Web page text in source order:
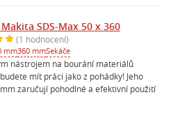
SDS-Max 50 x 360
(1 hodnocení)
mm360 mmSekáče
nástrojem na bourání materiálů
mít práci jako z pohádky! Jeho
zaručují pohodlné a efektivní použití